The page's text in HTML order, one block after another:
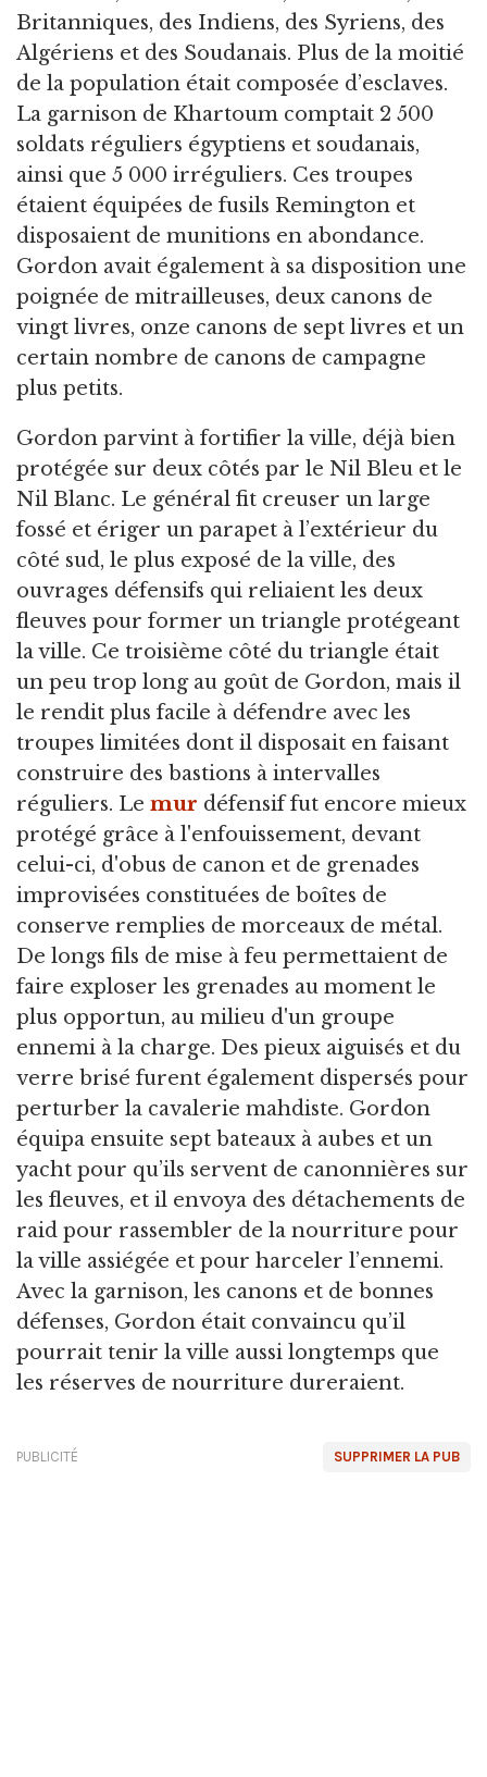
Britanniques, des Indiens, des Syriens, des
Algériens et des Soudanais. Plus de la moitié
de la population était composée d’esclaves.
La garnison de Khartoum comptait 2 500
soldats réguliers égyptiens et soudanais,
ainsi que 5 000 irréguliers. Ces troupes
étaient équipées de fusils Remington et
disposaient de munitions en abondance.
Gordon avait également à sa disposition une
poignée de mitrailleuses, deux canons de
vingt livres, onze canons de sept livres et un
certain nombre de canons de campagne
plus petits.
Gordon parvint à fortifier la ville, déjà bien
protégée sur deux côtés par le Nil Bleu et le
Nil Blanc. Le général fit creuser un large
fossé et ériger un parapet à l’extérieur du
côté sud, le plus exposé de la ville, des
ouvrages défensifs qui reliaient les deux
fleuves pour former un triangle protégeant
la ville. Ce troisième côté du triangle était
un peu trop long au goût de Gordon, mais il
le rendit plus facile à défendre avec les
troupes limitées dont il disposait en faisant
construire des bastions à intervalles
réguliers. Le mur défensif fut encore mieux
protégé grâce à l'enfouissement, devant
celui-ci, d'obus de canon et de grenades
improvisées constituées de boîtes de
conserve remplies de morceaux de métal.
De longs fils de mise à feu permettaient de
faire exploser les grenades au moment le
plus opportun, au milieu d'un groupe
ennemi à la charge. Des pieux aiguisés et du
verre brisé furent également dispersés pour
perturber la cavalerie mahdiste. Gordon
équipa ensuite sept bateaux à aubes et un
yacht pour qu’ils servent de canonnières sur
les fleuves, et il envoya des détachements de
raid pour rassembler de la nourriture pour
la ville assiégée et pour harceler l’ennemi.
Avec la garnison, les canons et de bonnes
défenses, Gordon était convaincu qu’il
pourrait tenir la ville aussi longtemps que
les réserves de nourriture dureraient.
SUPPRIMER LA PUB
PUBLICITÉ